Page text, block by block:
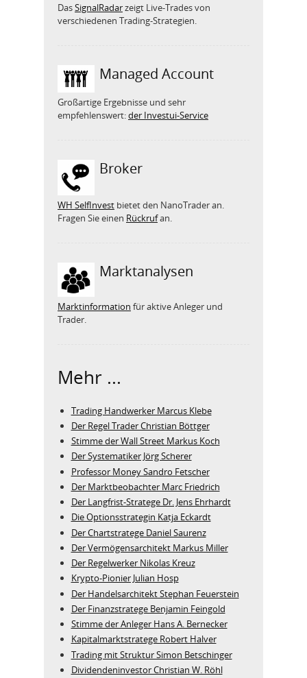
DasSignalRadarzeigt Live-Trades von
verschiedenen Trading-Strategien.
Managed Account
Großartige Ergebnisse und sehr
empfehlenswert:der Investui-Service
Broker
WH SelfInvest bietet den NanoTrader an.
Fragen Sie einen Rückrufan.
Marktanalysen
Marktinformation für aktive Anleger und
Trader.
Mehr ...
Trading Handwerker Marcus Klebe
Der Regel Trader Christian Böttger
Stimme der Wall Street Markus Koch
Der Systematiker Jörg Scherer
Professor Money Sandro Fetscher
Der Marktbeobachter Marc Friedrich
Der Langfrist-Stratege Dr. Jens Ehrhardt
Die Optionsstrategin Katja Eckardt
Der Chartstratege Daniel Saurenz
Der Vermögensarchitekt Markus Miller
Der Regelwerker Nikolas Kreuz
Krypto-Pionier Julian Hosp
Der Handelsarchitekt Stephan Feuerstein
Der Finanzstratege Benjamin Feingold
Stimme der Anleger Hans A. Bernecker
Kapitalmarktstratege Robert Halver
Trading mit Struktur Simon Betschinger
Dividendeninvestor Christian W. Röhl